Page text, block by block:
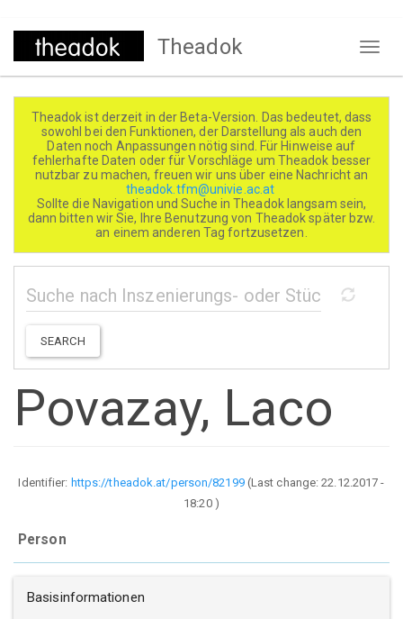
Direkt
Theadok
Theadok ist derzeit in der Beta-Version. Das bedeutet, dass
sowohl bei den Funktionen, der Darstellung als auch den
Daten noch Anpassungen nötig sind. Für Hinweise auf
fehlerhafte Daten oder für Vorschläge um Theadok besser
nutzbar zu machen, freuen wir uns über eine Nachricht an
theadok.tfm@univie.ac.at
Sollte die Navigation und Suche in Theadok langsam sein,
dann bitten wir Sie, Ihre Benutzung von Theadok später bzw.
an einem anderen Tag fortzusetzen.
SEARCH
Povazay, Laco
Identifier: https://theadok.at/person/82199(Last change:22.12.2017 -
18:20)
Person
Basisinformationen